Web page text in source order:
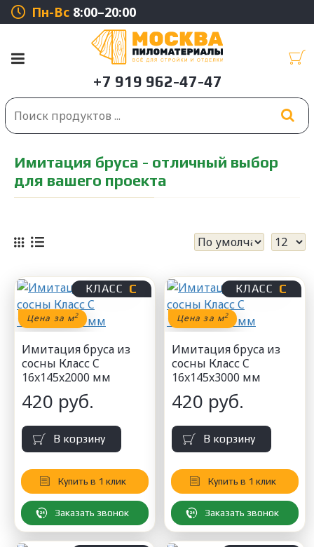
Пн-Вс 8:00–20:00
Имитация бруса - отличный выбор
для вашего проекта
КЛАСС С
Цена за м2
Имитация бруса из
сосны Класс C
16x145x2000 мм
420 руб.
В корзину
Купить в 1 клик
Заказать звонок
КЛАСС С
Цена за м2
Имитация бруса из
сосны Класс C
16x145x3000 мм
420 руб.
В корзину
Купить в 1 клик
Заказать звонок